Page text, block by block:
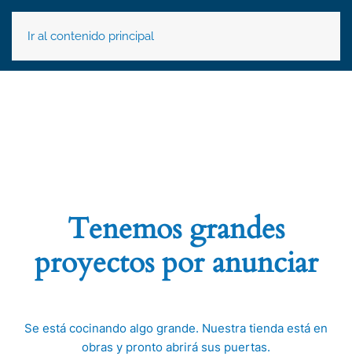
Ir al contenido principal
Tenemos grandes
proyectos por anunciar
Se está cocinando algo grande. Nuestra tienda está en
obras y pronto abrirá sus puertas.